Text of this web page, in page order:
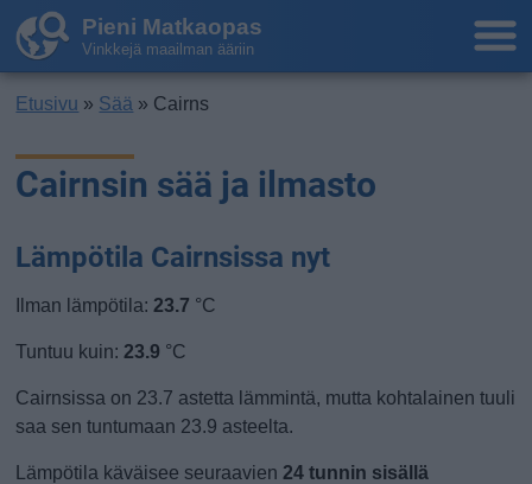
Pieni Matkaopas
Vinkkejä maailman ääriin
Etusivu » Sää » Cairns
Cairnsin sää ja ilmasto
Lämpötila Cairnsissa nyt
Ilman lämpötila:23.7 °C
Tuntuu kuin:23.9 °C
Cairnsissa on 23.7 astetta lämmintä, mutta kohtalainen tuuli
saa sen tuntumaan 23.9 asteelta.
Lämpötila käväisee seuraavien24 tunnin sisällä